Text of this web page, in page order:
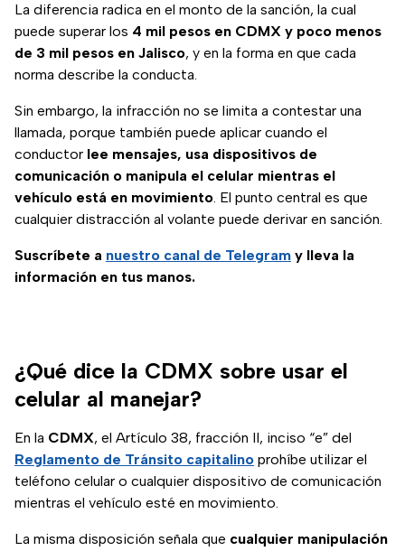
La diferencia radica en el monto de la sanción, la cual
puede superar los 4 mil pesos en CDMX y poco menos
de 3 mil pesos en Jalisco, y en la forma en que cada
norma describe la conducta.
Sin embargo, la infracción no se limita a contestar una
llamada, porque también puede aplicar cuando el
conductor lee mensajes, usa dispositivos de
comunicación o manipula el celular mientras el
vehículo está en movimiento. El punto central es que
cualquier distracción al volante puede derivar en sanción.
Suscríbete a nuestro canal de Telegram y lleva la
información en tus manos.
¿Qué dice la CDMX sobre usar el
celular al manejar?
En la CDMX, el Artículo 38, fracción II, inciso “e” del
Reglamento de Tránsito capitalino prohíbe utilizar el
teléfono celular o cualquier dispositivo de comunicación
mientras el vehículo esté en movimiento.
La misma disposición señala que cualquier manipulación